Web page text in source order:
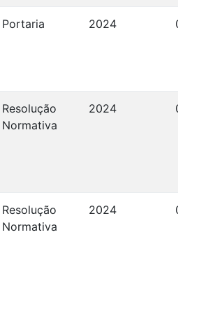
Portaria 2024 04/
Resolução
Normativa
2024 09/
Resolução
Normativa
2024 09/